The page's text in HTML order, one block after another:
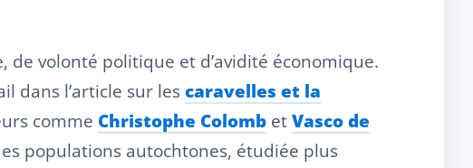
de volonté politique et d’avidité économique.
dans l’article sur les caravelles et la
comme Christophe Colomb et Vasco de
populations autochtones, étudiée plus